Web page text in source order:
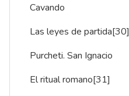
Cavando
Las leyes de partida[30]
Purcheti. San Ignacio
El ritual romano[31]